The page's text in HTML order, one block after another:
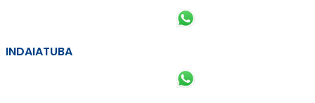
INDAIATUBA